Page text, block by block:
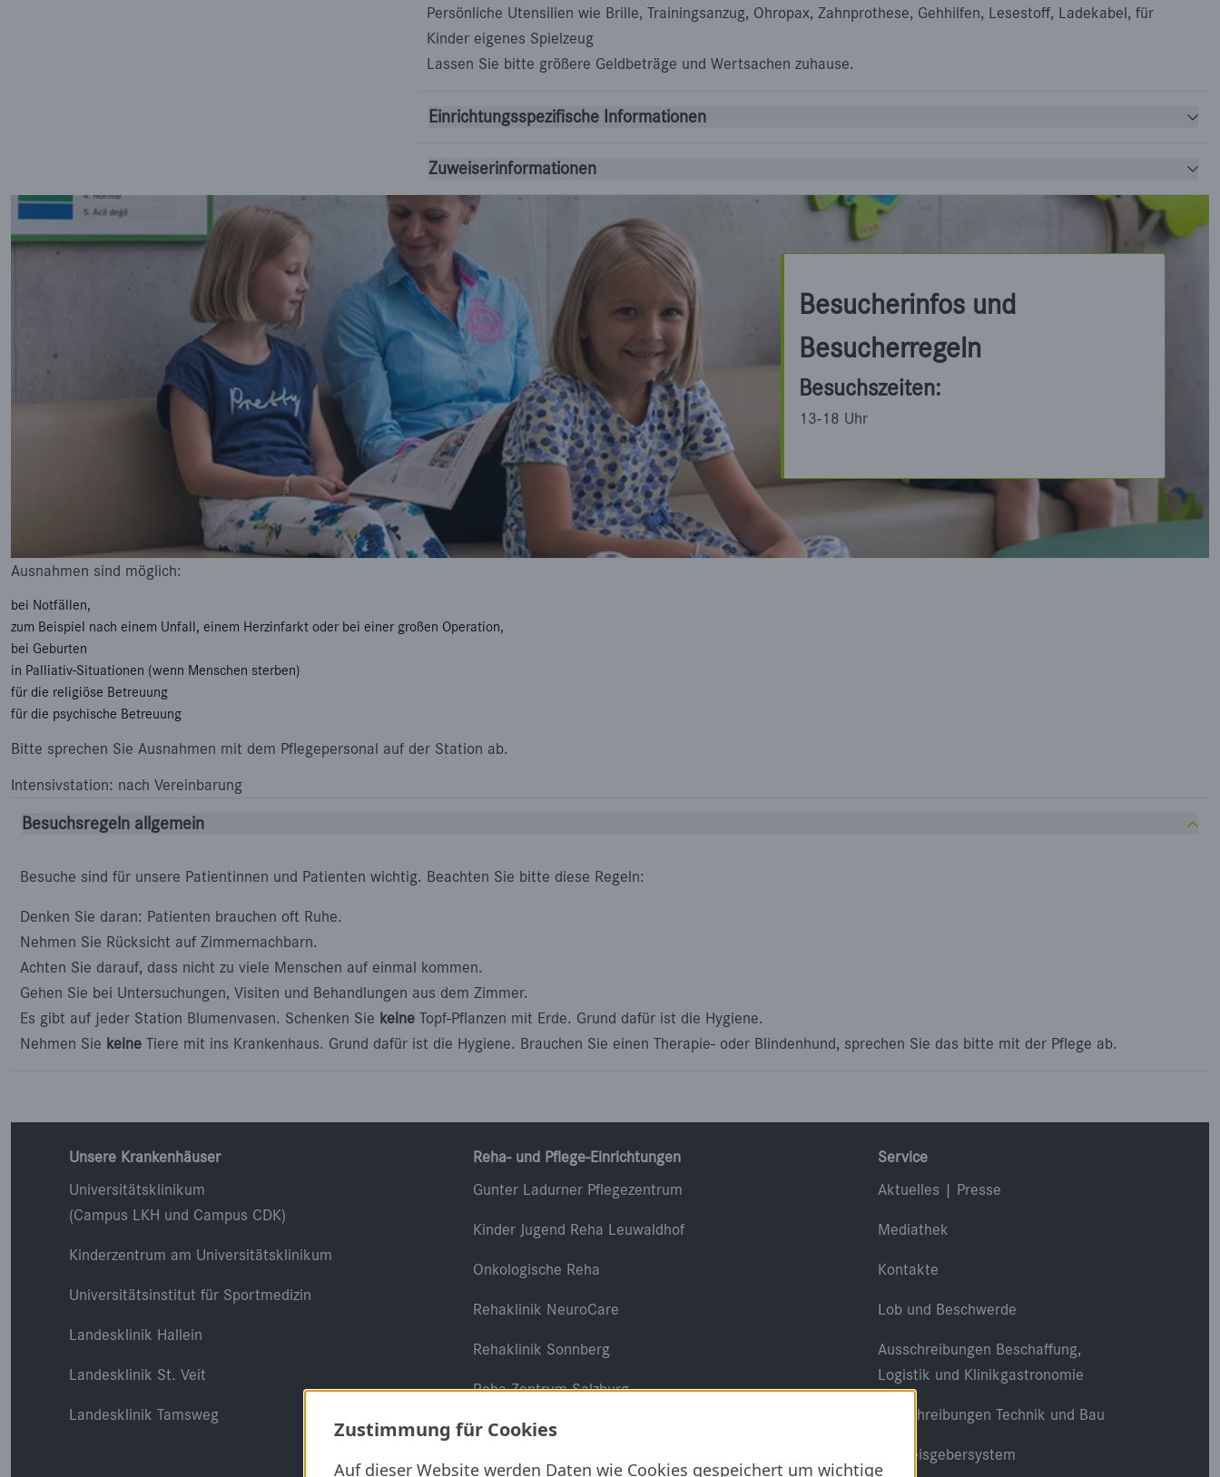
Zustimmung für Cookies
Auf dieser Website werden Daten wie Cookies gespeichert um wichtige
Persönliche Utensilien wie Brille, Trainingsanzug, Ohropax, Zahnprothese, Gehhilfen, Lesestoff, Ladekabel, für
Kinder eigenes Spielzeug
Lassen Sie bitte größere Geldbeträge und Wertsachen zuhause.
Einrichtungsspezifische Informationen
Zuweiserinformationen
Besucherinfos und
Besucherregeln
Besuchszeiten:
13-18 Uhr
Ausnahmen sind möglich:
bei Notfällen,
zum Beispiel nach einem Unfall, einem Herzinfarkt oder bei einer großen Operation,
bei Geburten
in Palliativ-Situationen (wenn Menschen sterben)
für die religiöse Betreuung
für die psychische Betreuung
Bitte sprechen Sie Ausnahmen mit dem Pflegepersonal auf der Station ab.
Intensivstation: nach Vereinbarung
Besuchsregeln allgemein
Besuche sind für unsere Patientinnen und Patienten wichtig. Beachten Sie bitte diese Regeln:
Denken Sie daran: Patienten brauchen oft Ruhe.
Nehmen Sie Rücksicht auf Zimmernachbarn.
Achten Sie darauf, dass nicht zu viele Menschen auf einmal kommen.
Gehen Sie bei Untersuchungen, Visiten und Behandlungen aus dem Zimmer.
Es gibt auf jeder Station Blumenvasen. Schenken Sie keine Topf-Pflanzen mit Erde. Grund dafür ist die Hygiene.
Nehmen Sie keine Tiere mit ins Krankenhaus. Grund dafür ist die Hygiene. Brauchen Sie einen Therapie- oder Blindenhund, sprechen Sie das bitte mit der Pflege ab.
Unsere Krankenhäuser
Universitätsklinikum
(Campus LKH und Campus CDK)
Kinderzentrum am Universitätsklinikum
Universitätsinstitut für Sportmedizin
Landesklinik Hallein
Landesklinik St. Veit
Landesklinik Tamsweg
Reha- und Pflege-Einrichtungen
Gunter Ladurner Pflegezentrum
Kinder Jugend Reha Leuwaldhof
Onkologische Reha
Rehaklinik NeuroCare
Rehaklinik Sonnberg
Reha Zentrum Salzburg
Service
Aktuelles | Presse
Mediathek
Kontakte
Lob und Beschwerde
Ausschreibungen Beschaffung,
Logistik und Klinikgastronomie
Ausschreibungen Technik und Bau
Hinweisgebersystem